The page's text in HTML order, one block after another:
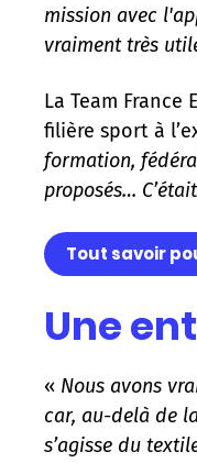
mission avec
vraiment très
La Team
filière sport à
formation,
proposés…
Tout savoir
Une
« Nous avons
car, au-delà de
s’agisse du